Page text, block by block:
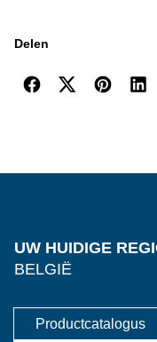
Delen
UW HUIDIGE
BELGIË
Productcatalogus